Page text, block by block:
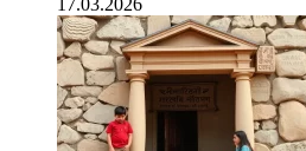
17.03.2026